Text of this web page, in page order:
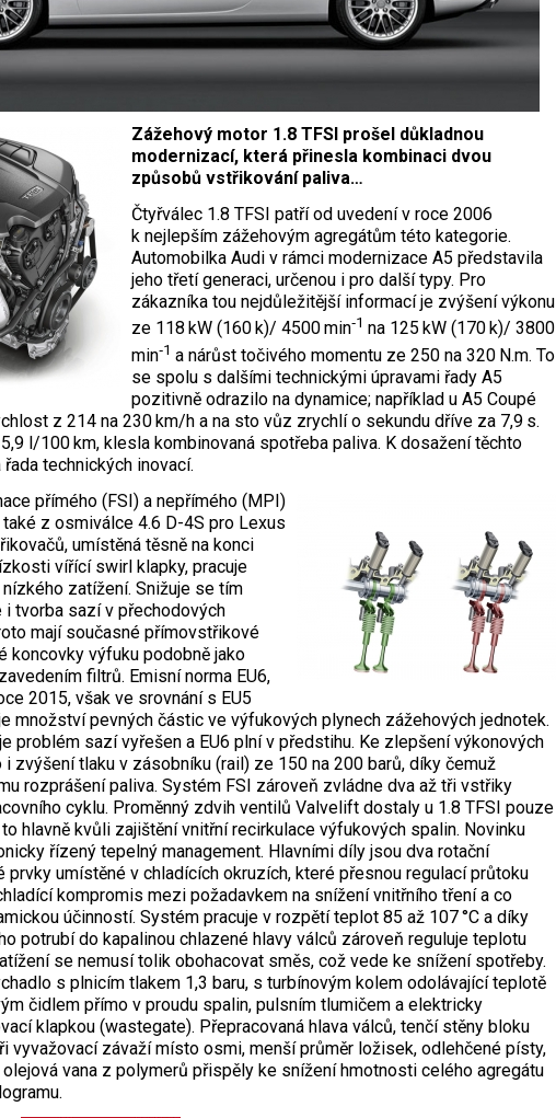
Zážehový motor 1.8 TFSI prošel důkladnou
modernizací, která přinesla kombinaci dvou
způsobů vstřikování paliva…
Čtyřválec 1.8 TFSI patří od uvedení v roce 2006
k nejlepším zážehovým agregátům této kategorie.
Automobilka Audi v rámci modernizace A5 představila
jeho třetí generaci, určenou i pro další typy. Pro
zákazníka tou nejdůležitější informací je zvýšení výkonu
ze 118 kW (160 k)/ 4500 min‑1 na 125 kW (170 k)/ 3800
min‑1 a nárůst točivého momentu ze 250 na 320 N.m. To
se spolu s dalšími technickými úpravami řady A5
pozitivně odrazilo na dynamice; například u A5 Coupé
z 214 na 230 km/h a na sto vůz zrychlí o sekundu dříve za 7,9 s.
l/100 km, klesla kombinovaná spotřeba paliva. K dosažení těchto
technických inovací.
přímého (FSI) a nepřímého (MPI)
z osmiválce 4.6 D-4S pro Lexus
umístěná těsně na konci
vířící swirl klapky, pracuje
zatížení. Snižuje se tím
i tvorba sazí v přechodových
mají současné přímovstřikové
koncovky výfuku podobně jako
filtrů. Emisní norma EU6,
2015, však ve srovnání s EU5
množství pevných částic ve výfukových plynech zážehových jednotek.
problém sazí vyřešen a EU6 plní v předstihu. Ke zlepšení výkonových
zvýšení tlaku v zásobníku (rail) ze 150 na 200 barů, díky čemuž
rozprášení paliva. Systém FSI zároveň zvládne dva až tři vstřiky
cyklu. Proměnný zdvih ventilů Valvelift dostaly u 1.8 TFSI pouze
hlavně kvůli zajištění vnitřní recirkulace výfukových spalin. Novinku
řízený tepelný management. Hlavními díly jsou dva rotační
prvky umístěné v chladících okruzích, které přesnou regulací průtoku
kompromis mezi požadavkem na snížení vnitřního tření a co
účinností. Systém pracuje v rozpětí teplot 85 až 107 °C a díky
potrubí do kapalinou chlazené hlavy válců zároveň reguluje teplotu
se nemusí tolik obohacovat směs, což vede ke snížení spotřeby.
s plnicím tlakem 1,3 baru, s turbínovým kolem odolávající teplotě
čidlem přímo v proudu spalin, pulsním tlumičem a elektricky
klapkou (wastegate). Přepracovaná hlava válců, tenčí stěny bloku
vyvažovací závaží místo osmi, menší průměr ložisek, odlehčené písty,
vana z polymerů přispěly ke snížení hmotnosti celého agregátu